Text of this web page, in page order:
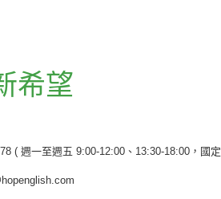
希望
( 週一至週五 9:00-12:00、13:30-18:00，國定